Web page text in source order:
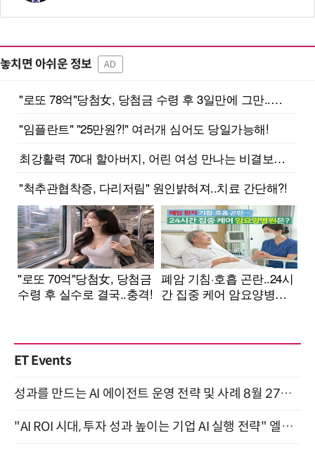
놓치면 아쉬운 정보 AD
ET Events
성과를 만드는 AI 에이전트 운영 전략 및 사례 8월 27일 개최
"AI ROI 시대, 투자 성과 높이는 기업 AI 실행 전략" 엘타워 6층 (9월 18일)